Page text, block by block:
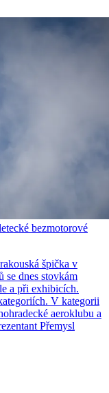
bezmotorové
špička v
se dnes stovkám
a při exhibicích.
V kategorii
aeroklubu a
Přemysl